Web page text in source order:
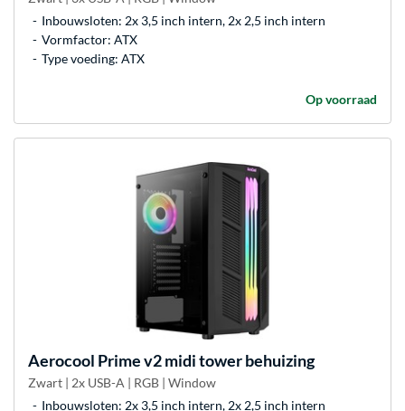
Inbouwsloten: 2x 3,5 inch intern, 2x 2,5 inch intern
Vormfactor: ATX
Type voeding: ATX
Op voorraad
Aerocool Prime v2 midi tower behuizing
Zwart | 2x USB-A | RGB | Window
Inbouwsloten: 2x 3,5 inch intern, 2x 2,5 inch intern